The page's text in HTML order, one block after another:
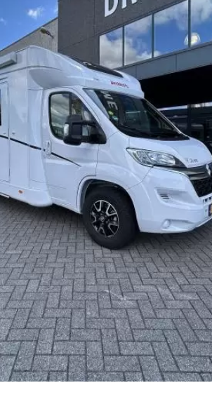
HymerKnaus
CaravelairEasy CaravanningEura Mobil